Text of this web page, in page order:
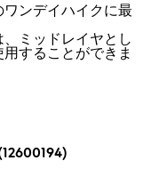
ンデイハイクに最
ミッドレイヤとし
することができま